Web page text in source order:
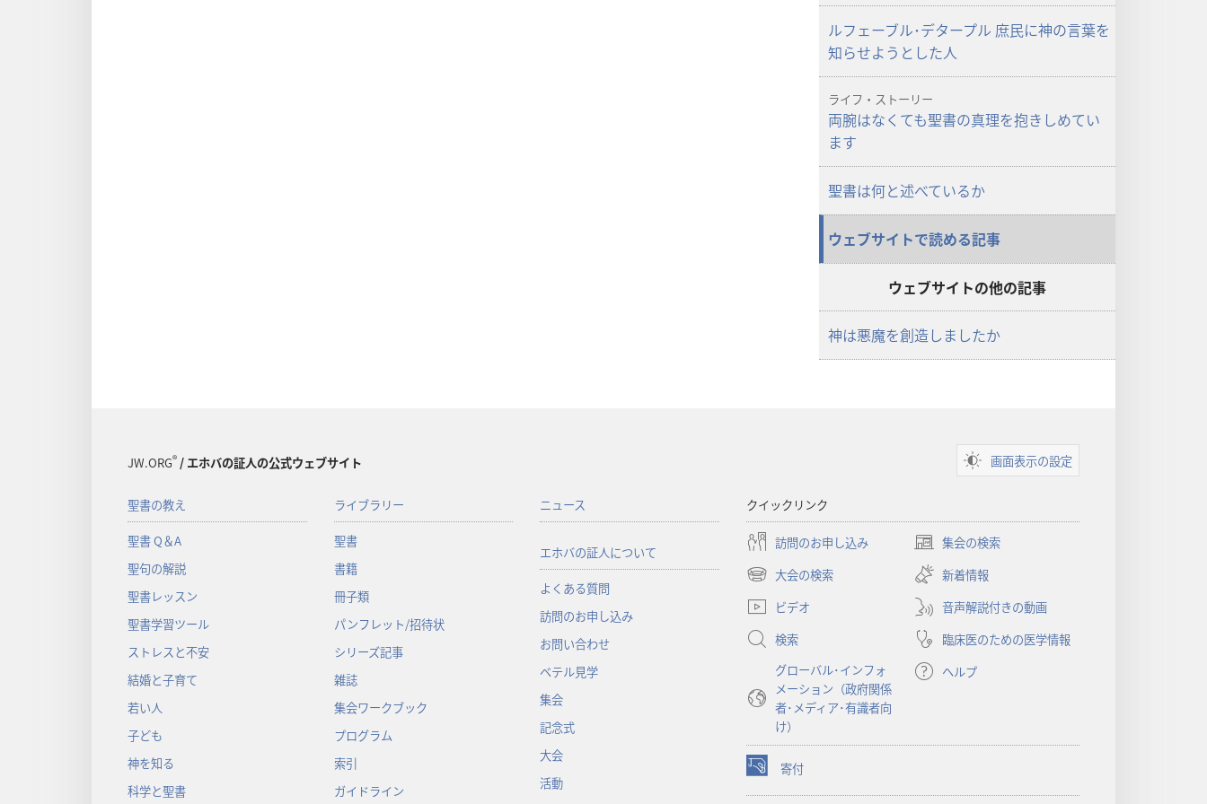
の
み
の
見
え
世
を“見
る”
の
み
見
え
を“見
る”
ルフェーブル･デタープル 庶民に神の言葉を
知らせようとした人
ライフ・ストーリー
両腕はなくても聖書の真理を抱きしめてい
ます
聖書は何と述べているか
ウェブサイトで読める記事
ウェブサイトの他の記事
神は悪魔を創造しましたか
JW.ORG®/ エホバの証人の公式ウェブサイト 画面表示の設定
聖書の教え
聖書 Q＆A
聖句の解説
聖書レッスン
聖書学習ツール
ストレスと不安
結婚と子育て
若い人
子ども
神を知る
科学と聖書
ライブラリー
聖書
書籍
冊子類
パンフレット/招待状
シリーズ記事
雑誌
集会ワークブック
プログラム
索引
ガイドライン
ニュース
エホバの証人について
よくある質問
訪問のお申し込み
お問い合わせ
ベテル見学
集会
記念式
大会
活動
クイックリンク
訪問のお申し込み 集会の検索
（新
し
い
タ
ブ
で
開
く）
大会の検索
（新
し
タ
開
新着情報
ビデオ
音声解説付きの動画
検索
臨床医のための医学情報
グローバル･インフォ
メーション（政府関係
者･メディア･有識者向
け）
ヘルプ
寄付
（新
し